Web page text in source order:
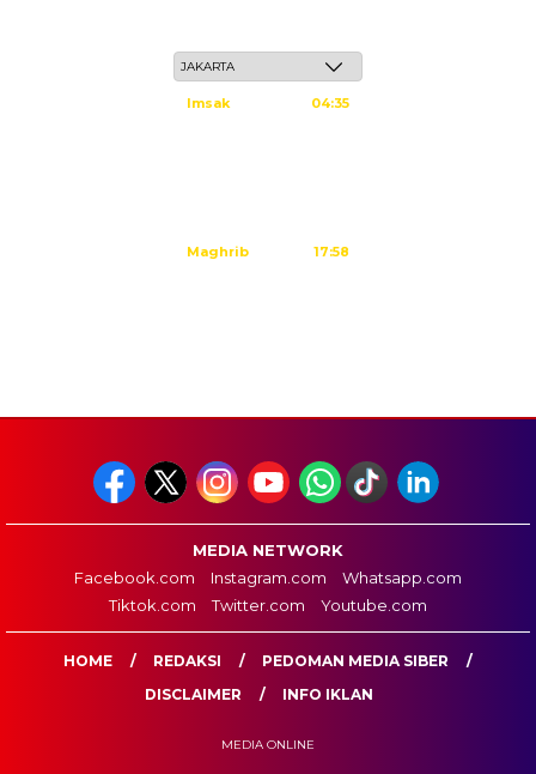
Imsak 04:35
Maghrib 17:58
MEDIA NETWORK
Facebook.com
Instagram.com
Whatsapp.com
Tiktok.com
Twitter.com Youtube.com
HOME REDAKSI
PEDOMAN MEDIA SIBER
DISCLAIMER
INFO IKLAN
MEDIA ONLINE